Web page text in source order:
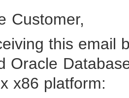
Customer,
this email
Oracle
x86 platform: